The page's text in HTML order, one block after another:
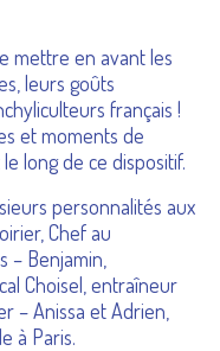
mettre en avant les
leurs goûts
français !
et moments de
long de ce dispositif.
personnalités aux
Chef au
– Benjamin,
Choisel, entraîneur
– Anissa et Adrien,
à Paris.